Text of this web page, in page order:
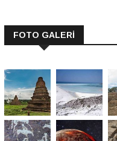
FOTO GALERİ